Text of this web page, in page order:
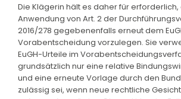
Die Klägerin hält es daher für
Anwendung von Art. 2 der
2016/278 gegebenenfalls erneut dem
Vorabentscheidung vorzulegen. Sie
EuGH-Urteile im
grundsätzlich nur eine relative
und eine erneute Vorlage durch den
zulässig sei, wenn neue rechtliche